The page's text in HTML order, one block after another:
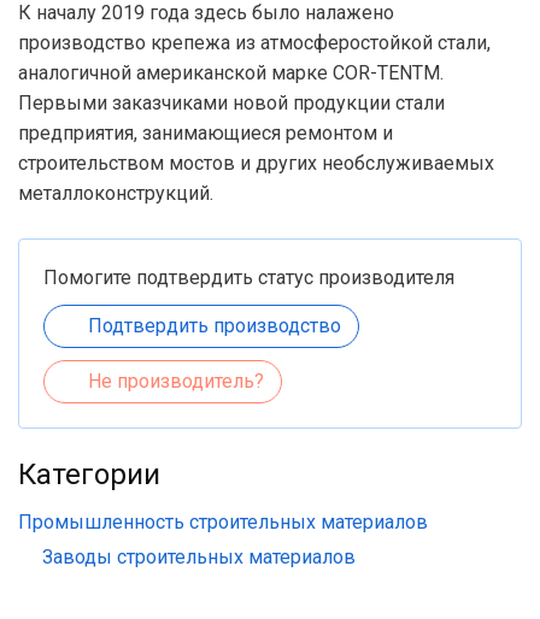
К началу 2019 года здесь было налажено
производство крепежа из атмосферостойкой стали,
аналогичной американской марке COR-TENTM.
Первыми заказчиками новой продукции стали
предприятия, занимающиеся ремонтом и
строительством мостов и других необслуживаемых
металлоконструкций.
Помогите подтвердить статус производителя
Подтвердить производство
Не производитель?
Категории
Промышленность строительных материалов
Заводы строительных материалов